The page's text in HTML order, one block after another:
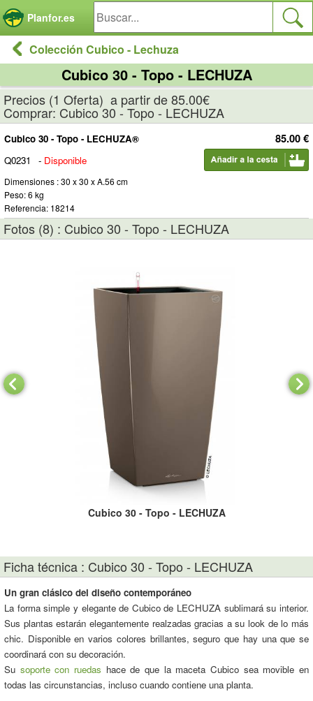
Planfor.es
Colección Cubico - Lechuza
Cubico 30 - Topo - LECHUZA
Precios (1 Oferta) a partir de 85.00€
Comprar: Cubico 30 - Topo - LECHUZA
85.00 €
Cubico 30 - Topo - LECHUZA®
Q0231
- Disponible
Dimensiones : 30 x 30 x A.56 cm
Peso: 6 kg
Referencia: 18214
Fotos (8) : Cubico 30 - Topo - LECHUZA
Cubico 30 - Topo - LECHUZA
Ficha técnica : Cubico 30 - Topo - LECHUZA
Un gran clásico del diseño contemporáneo
La forma simple y elegante de Cubico de LECHUZA sublimará su interior.
Sus plantas estarán elegantemente realzadas gracias a su look de lo más
chic. Disponible en varios colores brillantes, seguro que hay una que se
coordinará con su decoración.
Su soporte con ruedas hace de que la maceta Cubico sea movible en
todas las circunstancias, incluso cuando contiene una planta.
Panel de gestión de cookies